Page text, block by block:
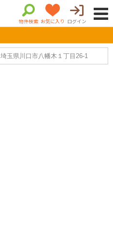
物件検索 お気に入り ログイン
埼玉県川口市八幡木１丁目26-1